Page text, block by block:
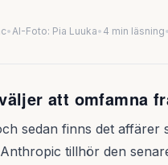
•AI-Foto: Pia Luuka• 4 min läsning•
att omfamna
sedan finns det affärer
tillhör den